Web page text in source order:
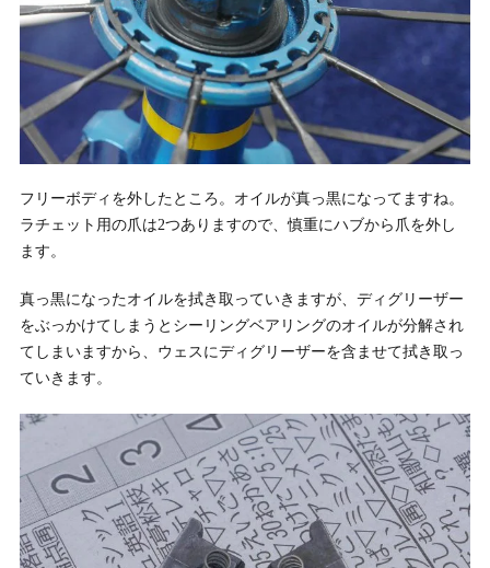
フリーボディを外したところ。オイルが真っ黒になってますね。
ラチェット用の爪は2つありますので、慎重にハブから爪を外し
ます。
真っ黒になったオイルを拭き取っていきますが、ディグリーザー
をぶっかけてしまうとシーリングベアリングのオイルが分解され
てしまいますから、ウェスにディグリーザーを含ませて拭き取っ
ていきます。